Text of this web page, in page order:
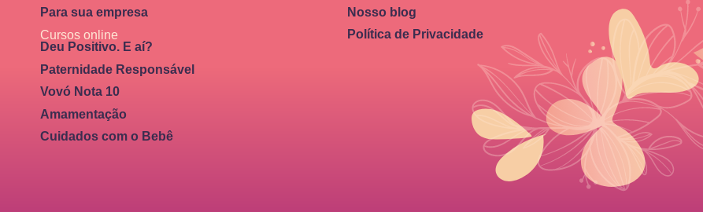
Para sua empresa
Cursos online
Deu Positivo. E aí?
Paternidade Responsável
Vovó Nota 10
Amamentação
Cuidados com o Bebê
Nosso blog
Política de Privacidade